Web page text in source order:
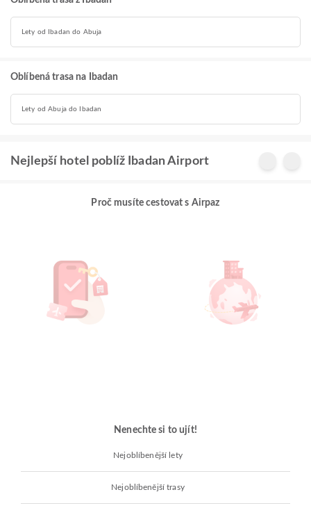
Lety od Ibadan do Abuja
Oblíbená trasa na Ibadan
Lety od Abuja do Ibadan
Nejlepší hotel poblíž Ibadan Airport
Proč musíte cestovat s Airpaz
Nenechte si to ujít!
Nejoblíbenější lety
Nejoblíbenější trasy